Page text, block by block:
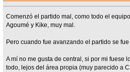
Comenzó el partido mal, como todo el
Agoumé y Kike, muy mal.
Pero cuando fue avanzando el partido se
A mí no me gusta de central, si por mi fuese
todo, lejos del área propia (muy parecido a